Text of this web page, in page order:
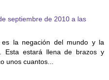
septiembre de 2010 a las
la negación del mundo y la
Esta estará llena de brazos y
unos cuantos...